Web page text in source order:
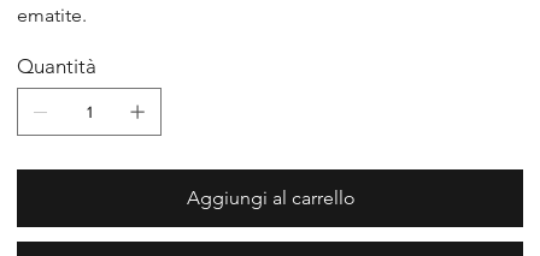
ematite.
Quantità
Aggiungi al carrello